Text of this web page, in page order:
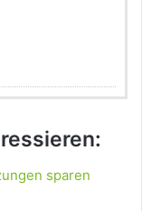
sparen